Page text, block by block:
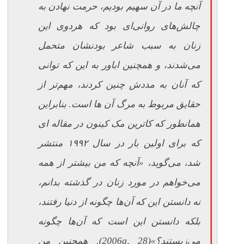
آنچه ما در آن سهیم بودیم، حرمت نهادن به
چالش‌های روانی‌ای بود که هردوی این
زنان به سبب شاعر بودنشان متحمل
می‌شدند، و همچنین اباور به این که توانی
که آنان به مددش چنین کردند، مهم‌تر از
حقایق مربوط به مرگ آن ها است. بنابراین
همانطور که کاترین مک کینون در مقاله ای
که برای اولین بار در سال ۱۹۹۲ منتشر
شد، می‌گوید، «آنچه که من بیشتر از همه
می‌خواهم در مورد زنان در گذشته بدانم،
نه دانستن این که آن‌ها چگونه از دنیا رفتند،
بلکه دانستن این است که آن‌ها چگونه
می‌زیستند؟»(2006a, 28)
. همچنین من